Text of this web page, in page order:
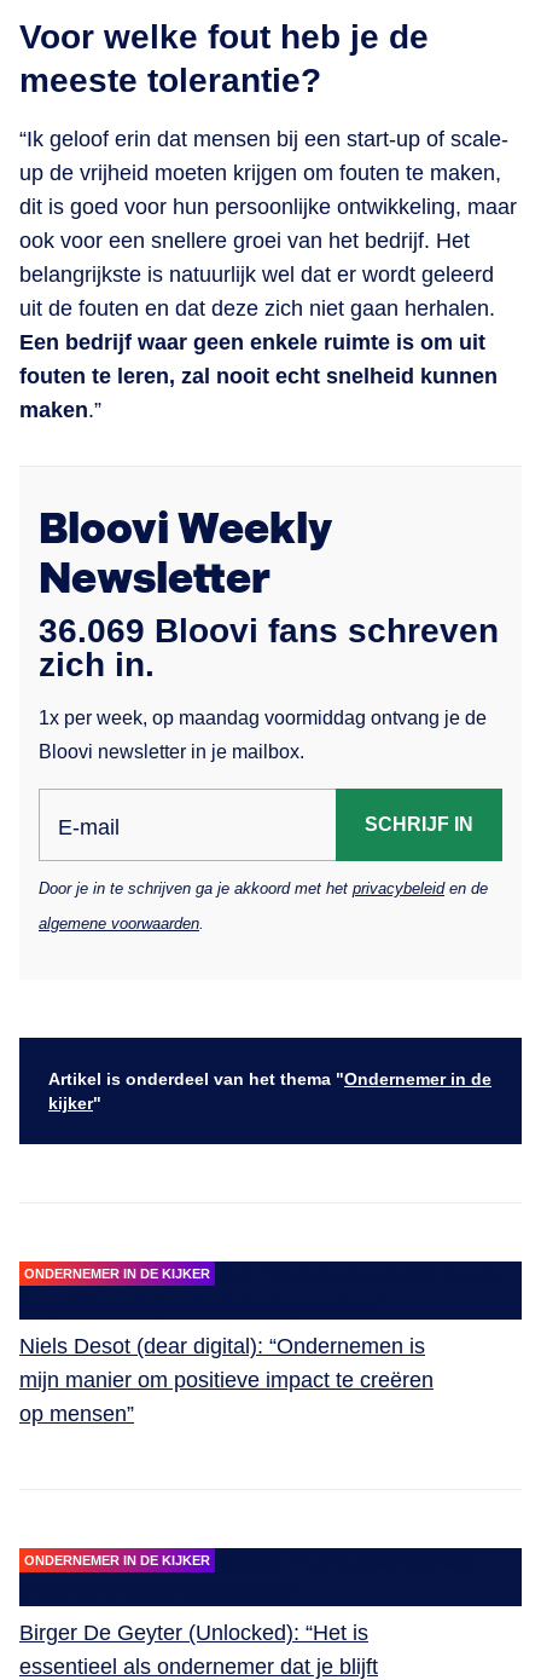
Voor welke fout heb je de
meeste tolerantie?
“Ik geloof erin dat mensen bij een start-up of scale-
up de vrijheid moeten krijgen om fouten te maken,
dit is goed voor hun persoonlijke ontwikkeling, maar
ook voor een snellere groei van het bedrijf. Het
belangrijkste is natuurlijk wel dat er wordt geleerd
uit de fouten en dat deze zich niet gaan herhalen.
Een bedrijf waar geen enkele ruimte is om uit
fouten te leren, zal nooit echt snelheid kunnen
maken.”
Bloovi Weekly
Newsletter
36.069 Bloovi fans schreven
zich in.
1x per week, op maandag voormiddag ontvang je de
Bloovi newsletter in je mailbox.
E-mail SCHRIJF IN
Door je in te schrijven ga je akkoord met het privacybeleiden de
algemene voorwaarden
Artikel is onderdeel van het thema "Ondernemer in de
kijker"
ONDERNEMER IN DE KIJKER
Niels Desot (dear digital): “Ondernemen is
mijn manier om positieve impact te creëren
op mensen”
ONDERNEMER IN DE KIJKER
Birger De Geyter (Unlocked): “Het is
essentieel als ondernemer dat je blijft